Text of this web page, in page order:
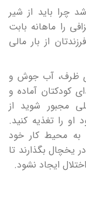
چرا باید از شیر
را ماهانه بابت
از بار مالی
ظرف، آب جوش و
کودکتان آماده و
مجبور شوید از
او را تغذیه کنید.
به محیط کار خود
یخچال بگذارند تا
ایجاد نشود.